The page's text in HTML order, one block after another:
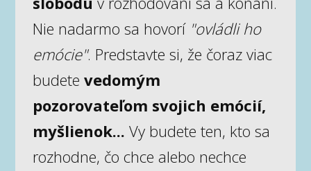
Nie nadarmo sa hovorí "ovládli ho
emócie". Predstavte si, že čoraz viac
budete vedomým
pozorovateľom svojich emócií,
myšlienok... Vy budete ten, kto sa
rozhodne, čo chce alebo nechce